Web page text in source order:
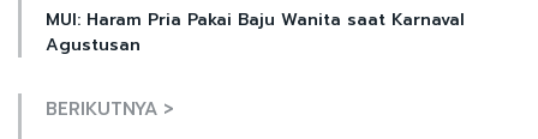
MUI: Haram Pria Pakai Baju Wanita saat Karnaval
Agustusan
BERIKUTNYA >